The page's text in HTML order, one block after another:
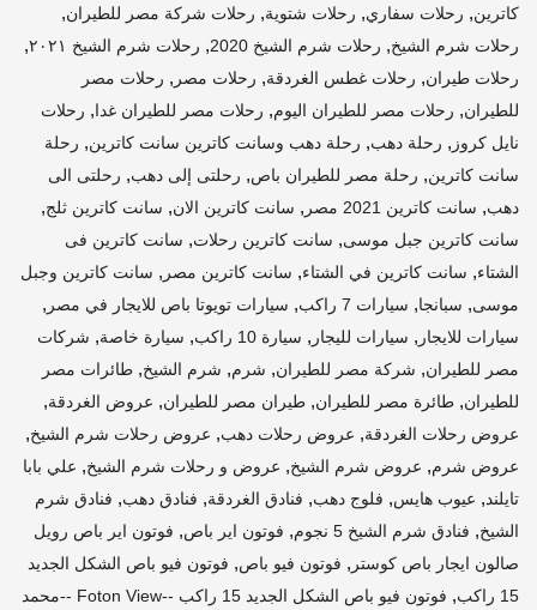
كاترين, رحلات سفاري, رحلات شتوية, رحلات شركة مصر للطيران,
رحلات شرم الشيخ, رحلات شرم الشيخ 2020 , رحلات شرم الشيخ ٢٠٢١ ,
رحلات طيران, رحلات غطس الغردقة, رحلات مصر , رحلات مصر
للطيران, رحلات مصر للطيران اليوم, رحلات مصر للطيران غدا, رحلات
نايل كروز , رحلة دهب, رحلة دهب وسانت كاترين سانت كاترين, رحلة
سانت كاترين, رحلة مصر للطيران باص, رحلتى إلى دهب, رحلتى الى
دهب, سانت كاترين 2021 مصر , سانت كاترين الان, سانت كاترين ثلج,
سانت كاترين جبل موسى, سانت كاترين رحلات, سانت كاترين فى
الشتاء, سانت كاترين في الشتاء, سانت كاترين مصر , سانت كاترين وجبل
موسى, سبانجا, سيارات 7 راكب , سيارات تويوتا باص للايجار في مصر ,
سيارات للايجار , سيارات لليجار , سيارة 10 راكب , سيارة خاصة, شركات
مصر للطيران, شركة مصر للطيران, شرم, شرم الشيخ, طائرات مصر
للطيران, طائرة مصر للطيران, طيران مصر للطيران, عروض الغردقة,
عروض رحلات الغردقة, عروض رحلات دهب, عروض رحلات شرم الشيخ,
عروض شرم, عروض شرم الشيخ, عروض و رحلات شرم الشيخ, علي بابا
تايلند, عيوب هايس, فلوج دهب, فنادق الغردقة, فنادق دهب, فنادق شرم
الشيخ, فنادق شرم الشيخ 5 نجوم , فوتون اير باص, فوتون اير باص رويل
صالون ايجار باص كوستر , فوتون فيو باص, فوتون فيو باص الشكل الجديد
15 راكب
,
فوتون فيو باص الشكل الجديد 15 راكب --Foton View --محمد